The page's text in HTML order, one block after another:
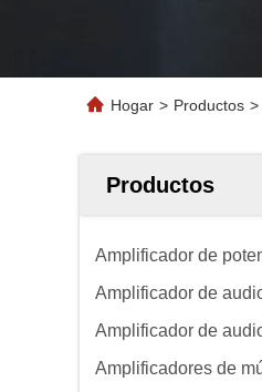
Hogar > Productos >
Productos
Amplificador de
Amplificador de
Amplificador de
Amplificadores de